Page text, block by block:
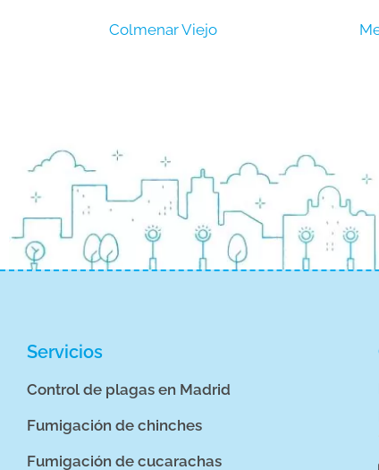
Colmenar Viejo
Servicios
Control de plagas en Madrid
Fumigación de chinches
Fumigación de cucarachas